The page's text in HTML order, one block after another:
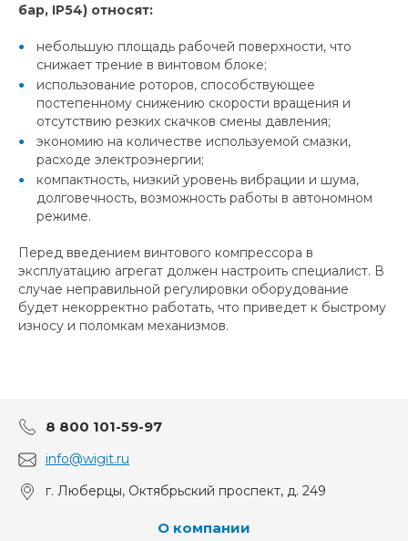
бар, IP54) относят:
небольшую площадь рабочей поверхности, что
снижает трение в винтовом блоке;
использование роторов, способствующее
постепенному снижению скорости вращения и
отсутствию резких скачков смены давления;
экономию на количестве используемой смазки,
расходе электроэнергии;
компактность, низкий уровень вибрации и шума,
долговечность, возможность работы в автономном
режиме.
Перед введением винтового компрессора в
эксплуатацию агрегат должен настроить специалист. В
случае неправильной регулировки оборудование
будет некорректно работать, что приведет к быстрому
износу и поломкам механизмов.
8 800 101-59-97
info@wigit.ru
г. Люберцы, Октябрьский проспект, д. 249
О компании